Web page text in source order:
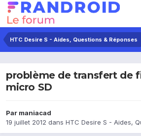
HTC Desire S - Aides, Questions & Réponses
problème de transfert de
micro SD
Par maniacad
19 juillet 2012 dans HTC Desire S - Aides,